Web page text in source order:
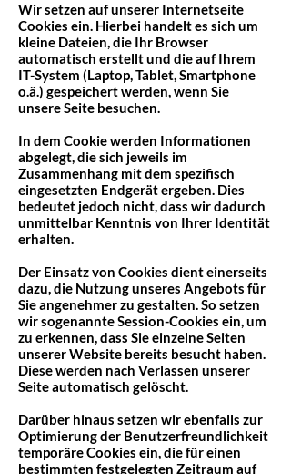
Wir setzen auf unserer Internetseite
Cookies ein. Hierbei handelt es sich um
kleine Dateien, die Ihr Browser
automatisch erstellt und die auf Ihrem
IT-System (Laptop, Tablet, Smartphone
o.ä.) gespeichert werden, wenn Sie
unsere Seite besuchen.
In dem Cookie werden Informationen
abgelegt, die sich jeweils im
Zusammenhang mit dem spezifisch
eingesetzten Endgerät ergeben. Dies
bedeutet jedoch nicht, dass wir dadurch
unmittelbar Kenntnis von Ihrer Identität
erhalten.
Der Einsatz von Cookies dient einerseits
dazu, die Nutzung unseres Angebots für
Sie angenehmer zu gestalten. So setzen
wir sogenannte Session-Cookies ein, um
zu erkennen, dass Sie einzelne Seiten
unserer Website bereits besucht haben.
Diese werden nach Verlassen unserer
Seite automatisch gelöscht.
Darüber hinaus setzen wir ebenfalls zur
Optimierung der Benutzerfreundlichkeit
temporäre Cookies ein, die für einen
bestimmten festgelegten Zeitraum auf